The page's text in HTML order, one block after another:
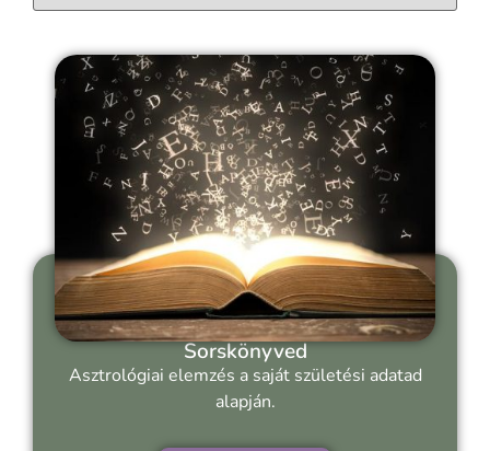
Sorskönyved
Asztrológiai elemzés a saját születési adatad
alapján.